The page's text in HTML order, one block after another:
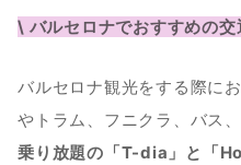
\ バルセロナでおすすめの
バルセロナ観光をする際に
やトラム、フニクラ、バス
乗り放題の「T-dia」と「